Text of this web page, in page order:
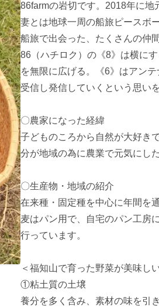
86farmの岩切です。2018年に地
妻とは地球一周の船旅ピースボ
船旅で出会った、たくさんの仲
86（ハチロク）の《8》は横に
を無限に広げる。《6》はアン
受信し発信していくという思い
〇農家になった経緯
子どものころから自然が大好き
分が地域の為に農業で元気にし
〇生産物・地域の紹介
在来種・固定種を中心に年間を
麦はパン用で、自宅のパン工房
行っています。
＜福知山で育った野菜が美味し
①粘土質の土壌
養分を多く含み、素材の味を引